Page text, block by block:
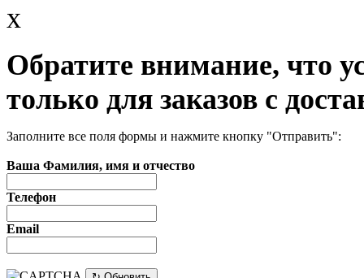
x
Обратите внимание, что
только для заказов с
Заполните все поля формы и нажмите кнопку "Отправить":
Ваша Фамилия, имя и отчество
Телефон
Email